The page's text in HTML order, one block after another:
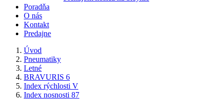
Poradňa
O nás
Kontakt
Predajne
Úvod
Pneumatiky
Letné
BRAVURIS 6
Index rýchlosti V
Index nosnosti 87